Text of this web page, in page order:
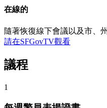
在線的
隨著恢復線下會議以及市、
請在SFGovTV觀看
議程
1